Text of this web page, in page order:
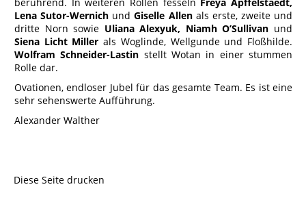
Lena Sutor-Wernich undGiselle Allenals erste, zweite und
dritte Norn sowie Uliana Alexyuk, Niamh O’Sullivan und
Siena Licht Miller als Woglinde, Wellgunde und Floßhilde.
Wolfram Schneider-Lastin stellt Wotan in einer stummen
Rolle dar.
Ovationen, endloser Jubel für das gesamte Team. Es ist eine
sehr sehenswerte Aufführung.
Alexander Walther
Diese Seite drucken